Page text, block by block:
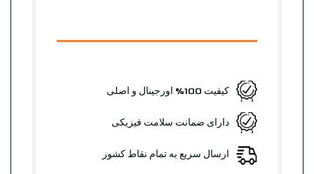
کیفیت 100% اورجینال و اصلی
دارای ضمانت سلامت فیزیکی
ارسال سریع به تمام نقاط کشور